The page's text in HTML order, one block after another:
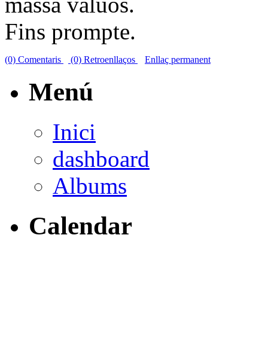
Fins prompte.
(0) Comentaris (0) Retroenllaços Enllaç permanent
Menú
Inici
dashboard
Albums
Calendar